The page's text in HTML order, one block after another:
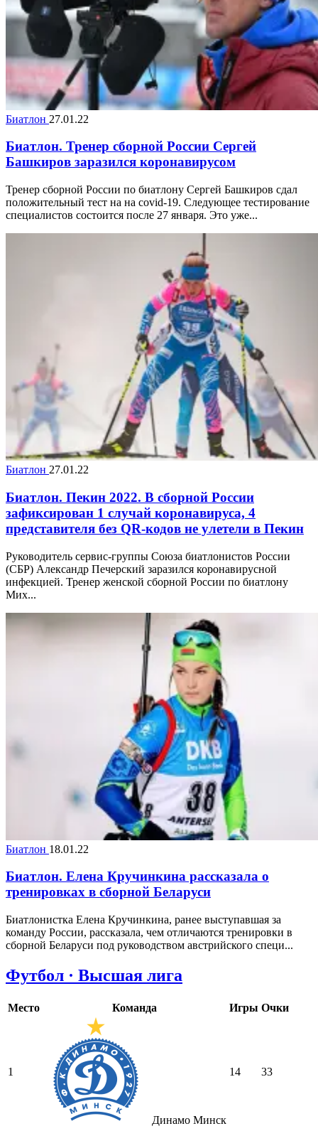
Биатлон 27.01.22
Биатлон. Тренер сборной России Сергей
Башкиров заразился коронавирусом
Тренер сборной России по биатлону Сергей Башкиров сдал
положительный тест на на covid-19. Следующее тестирование
специалистов состоится после 27 января. Это уже...
Биатлон 27.01.22
Биатлон. Пекин 2022. В сборной России
зафиксирован 1 случай коронавируса, 4
представителя без QR-кодов не улетели в Пекин
Руководитель сервис-группы Союза биатлонистов России
(СБР) Александр Печерский заразился коронавирусной
инфекцией. Тренер женской сборной России по биатлону
Мих...
Биатлон 18.01.22
Биатлон. Елена Кручинкина рассказала о
тренировках в сборной Беларуси
Биатлонистка Елена Кручинкина, ранее выступавшая за
команду России, рассказала, чем отличаются тренировки в
сборной Беларуси под руководством австрийского специ...
Футбол · Высшая лига
Место Команда Игры Очки
1
Динамо Минск
14 33